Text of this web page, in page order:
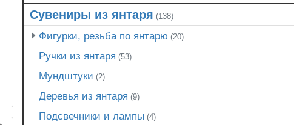
Сувениры из янтаря (138)
Фигурки, резьба по янтарю (20)
Ручки из янтаря (53)
Мундштуки (2)
Деревья из янтаря (9)
Подсвечники и лампы (4)